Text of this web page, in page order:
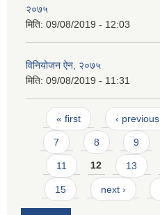
२०७५
मिति: 09/08/2019 - 12:03
विनियोजन ऐन, २०७५
मिति: 09/08/2019 - 11:31
Pages
« first ‹ previous
7 8 9
11 12 13
15 next ›